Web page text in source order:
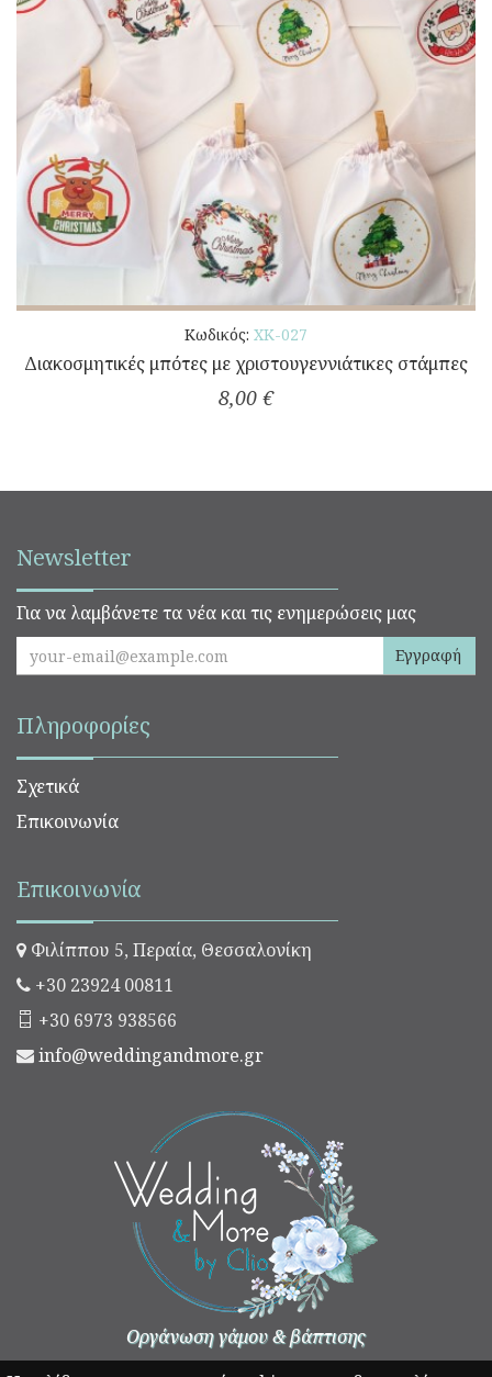
Κωδικός: ΧΚ-027
Διακοσμητικές μπότες με χριστουγεννιάτικες στάμπες
8,00 €
Newsletter
Για να λαμβάνετε τα νέα και τις ενημερώσεις μας
Εγγραφή
Πληροφορίες
Σχετικά
Επικοινωνία
Επικοινωνία
Φιλίππου 5, Περαία, Θεσσαλονίκη
+30 23924 00811
+30 6973 938566
info@weddingandmore.gr
Οργάνωση γάμου & βάπτισης